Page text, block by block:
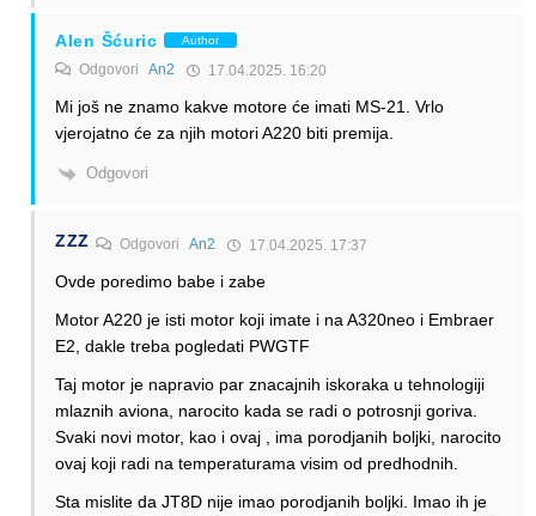
Alen Šćuric Author
Odgovori An2 17.04.2025. 16:20
Mi još ne znamo kakve motore će imati MS-21. Vrlo
vjerojatno će za njih motori A220 biti premija.
Odgovori
ZZZ OdgovoriAn2 17.04.2025. 17:37
Ovde poredimo babe i zabe
Motor A220 je isti motor koji imate i na A320neo i Embraer
E2, dakle treba pogledati PWGTF
Taj motor je napravio par znacajnih iskoraka u tehnologiji
mlaznih aviona, narocito kada se radi o potrosnji goriva.
Svaki novi motor, kao i ovaj , ima porodjanih boljki, narocito
ovaj koji radi na temperaturama visim od predhodnih.
Sta mislite da JT8D nije imao porodjanih boljki. Imao ih je